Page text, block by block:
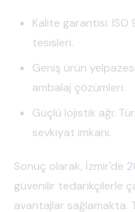
Kalite garantisi:
tesisleri.
Geniş ürün
ambalaj çözümleri.
Güçlü lojistik ağı:
sevkiyat imkanı.
Sonuç olarak, İzmir'de
güvenilir tedarikçilerle
avantajlar sağlamakta.